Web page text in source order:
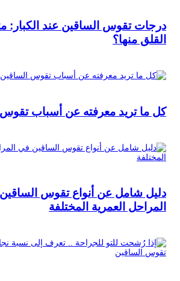
درجات تقوس الساقين عند الكبار:
القلق منها؟
كل ما تريد معرفته عن أسباب
دليل شامل عن أنواع تقوس
المراحل العمرية المختلفة